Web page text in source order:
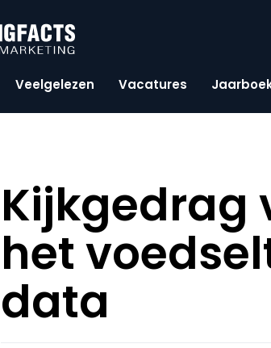
Veelgelezen Vacatures
Kijkgedrag
het
data